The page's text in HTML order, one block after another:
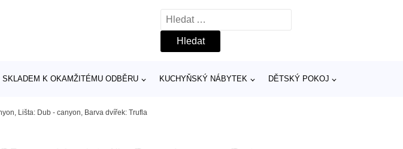
Vyhledávání
SKLADEM K OKAMŽITÉMU ODBĚRU KUCHYŇSKÝ NÁBYTEK DĚTSKÝ POKOJ
Lišta: Dub - canyon, Barva dvířek: Trufla